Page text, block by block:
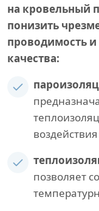
на кровельный
понизить
проводимость
качества:
позволяет